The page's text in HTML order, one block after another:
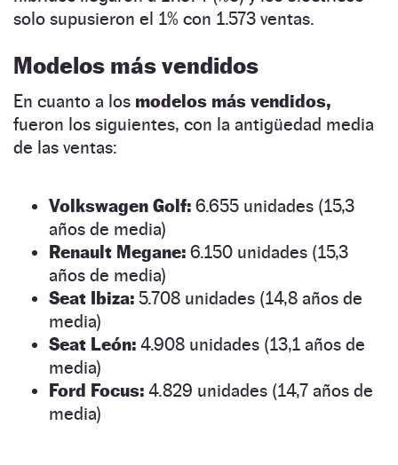
solo supusieron el 1% con 1.573 ventas.
Modelos más vendidos
En cuanto a los modelos más vendidos,
fueron los siguientes, con la antigüedad media
de las ventas:
Volkswagen Golf: 6.655 unidades (15,3
años de media)
Renault Megane: 6.150 unidades (15,3
años de media)
Seat Ibiza: 5.708 unidades (14,8 años de
media)
Seat León: 4.908 unidades (13,1 años de
media)
Ford Focus: 4.829 unidades (14,7 años de
media)